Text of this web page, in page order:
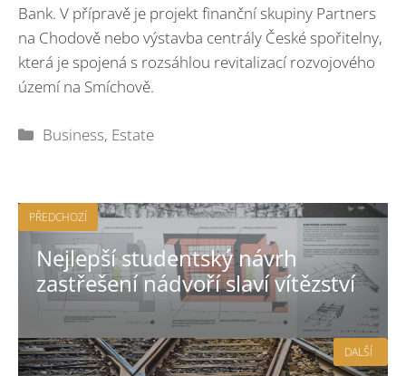
Bank. V přípravě je projekt finanční skupiny Partners
na Chodově nebo výstavba centrály České spořitelny,
která je spojená s rozsáhlou revitalizací rozvojového
území na Smíchově.
Rubriky
Business, Estate
PŘEDCHOZÍ
Nejlepší studentský návrh
zastřešení nádvoří slaví vítězství
DALŠÍ